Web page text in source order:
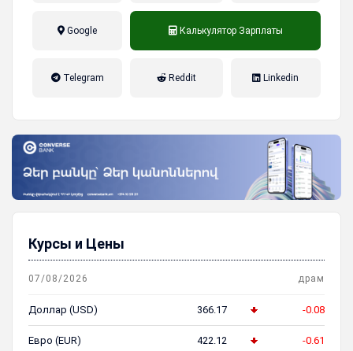
Google Калькулятор Зарплаты
Telegram Reddit Linkedin
Курсы и Цены
07/08/2026 драм
Доллар (USD) 366.17 -0.08
Евро (EUR) 422.12 -0.61